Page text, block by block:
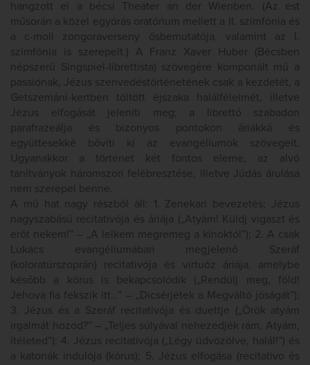
hangzott el a bécsi Theater an der Wienben. (Az est
műsorán a közel egyórás oratórium mellett a II. szimfónia és
a c-moll zongoraverseny ősbemutatója, valamint az I.
szimfónia is szerepelt.) A Franz Xaver Huber (Bécsben
népszerű Singspiel-librettista) szövegére komponált mű a
passiónak, Jézus szenvedéstörténetének csak a kezdetét, a
Getszemáni-kertben töltött éjszaka halálfélelmét, illetve
Jézus elfogását jeleníti meg; a librettó szabadon
parafrazeálja és bizonyos pontokon áriákká és
együttesekké bővíti ki az evangéliumok szövegeit.
Ugyanakkor a történet két fontos eleme, az alvó
tanítványok háromszori felébresztése, illetve Júdás árulása
nem szerepel benne.
A mű hat nagy részből áll: 1. Zenekari bevezetés; Jézus
nagyszabású recitativója és áriája („Atyám! Küldj vigaszt és
erőt nekem!” – „A lelkem megremeg a kínoktól”); 2. A csak
Lukács evangéliumában megjelenő Szeráf
(koloratúrszoprán) recitativója és virtuóz áriája, amelybe
később a kórus is bekapcsolódik („Rendülj meg, föld!
Jehova fia fekszik itt…” – „Dicsérjétek a Megváltó jóságát”);
3. Jézus és a Szeráf recitativója és duettje („Örök atyám
irgalmát hozod?” – „Teljes súlyával nehezedjék rám, Atyám,
ítéleted”); 4. Jézus recitativója („Légy üdvözölve, halál!”) és
a katonák indulója (kórus); 5. Jézus elfogása (recitativo és